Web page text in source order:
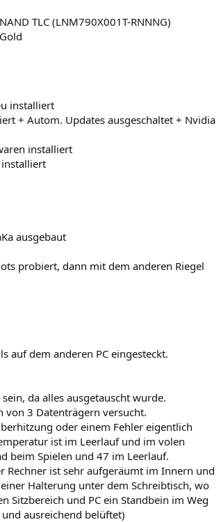
TLC (LNM790X001T-RNNNG)
installiert
+ Autom. Updates ausgeschaltet + Nvidia
installiert
installiert
ausgebaut
probiert, dann mit dem anderen Riegel
auf dem anderen PC eingesteckt.
da alles ausgetauscht wurde.
von 3 Datenträgern versucht.
oder einem Fehler eigentlich
ist im Leerlauf und im volen
beim Spielen und 47 im Leerlauf.
Rechner ist sehr aufgeräumt im Innern und
Halterung unter dem Schreibtisch, wo
Sitzbereich und PC ein Standbein im Weg
ausreichend belüftet)